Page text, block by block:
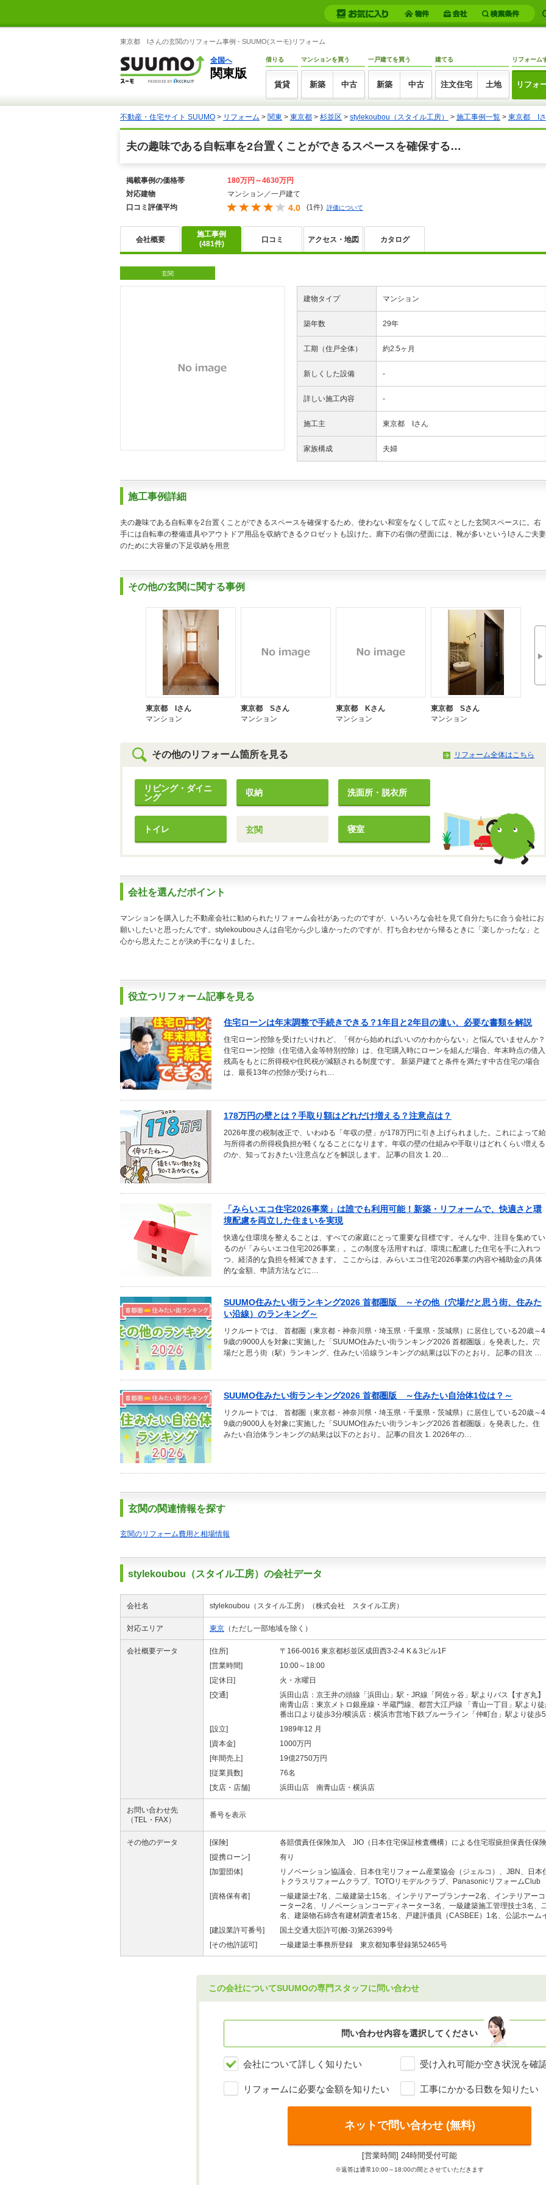
東京都 Iさんの玄関のリフォーム事例 - SUUMO(スーモ)リフォーム
全国へ
関東版
借りる
賃貸
マンションを買う
新築 中古
一戸建てを買う
新築 中古
建てる
注文住宅 土地
リフォーム
リフォ
不動産・住宅サイト SUUMO > リフォーム > 関東 > 東京都 > 杉並区 > stylekoubou（スタイル工房） > 施工事例一覧 > 東京都 I
夫の趣味である自転車を2台置くことができるスペースを確保する…
掲載事例の価格帯
180万円～4630万円
対応建物
マンション／一戸建て
口コミ評価平均
4.0 (1件) 評価について
会社概要
施工事例
(481件)
口コミ アクセス・地図 カタログ
玄関
建物タイプ マンション
築年数 29年
工期（住戸全体） 約2.5ヶ月
新しくした設備 -
詳しい施工内容 -
施工主 東京都 Iさん
家族構成 夫婦
施工事例詳細
夫の趣味である自転車を2台置くことができるスペースを確保するため、使わない和室をなくして広々とした玄関スペースに。右
手には自転車の整備道具やアウトドア用品を収納できるクロゼットも設けた。廊下の右側の壁面には、靴が多いというIさんご夫妻
のために大容量の下足収納を用意
その他の玄関に関する事例
東京都 Iさん
マンション
東京都 Sさん
マンション
東京都 Kさん
マンション
東京都 Sさん
マンション
▶
その他のリフォーム箇所を見る リフォーム全体はこちら
リビング・ダイニ
ング
収納 洗面所・脱衣所
トイレ 玄関 寝室
会社を選んだポイント
マンションを購入した不動産会社に勧められたリフォーム会社があったのですが、いろいろな会社を見て自分たちに合う会社にお
願いしたいと思ったんです。stylekoubouさんは自宅から少し遠かったのですが、打ち合わせから帰るときに「楽しかったな」と
心から思えたことが決め手になりました。
役立つリフォーム記事を見る
住宅ローンは年末調整で手続きできる？1年目と2年目の違い、必要な書類を解説
住宅ローン控除を受けたいけれど、「何から始めればいいのかわからない」と悩んでいませんか？
住宅ローン控除（住宅借入金等特別控除）は、住宅購入時にローンを組んだ場合、年末時点の借入
残高をもとに所得税や住民税が減額される制度です。 新築戸建てと条件を満たす中古住宅の場合
は、最長13年の控除が受けられ…
178万円の壁とは？手取り額はどれだけ増える？注意点は？
2026年度の税制改正で、いわゆる「年収の壁」が178万円に引き上げられました。これによって給
与所得者の所得税負担が軽くなることになります。年収の壁の仕組みや手取りはどれくらい増える
のか、知っておきたい注意点などを解説します。 記事の目次 1. 20…
「みらいエコ住宅2026事業」は誰でも利用可能！新築・リフォームで、快適さと環
境配慮を両立した住まいを実現
快適な住環境を整えることは、すべての家庭にとって重要な目標です。そんな中、注目を集めてい
るのが「みらいエコ住宅2026事業」。この制度を活用すれば、環境に配慮した住宅を手に入れつ
つ、経済的な負担を軽減できます。 ここからは、みらいエコ住宅2026事業の内容や補助金の具体
的な金額、申請方法などに…
SUUMO住みたい街ランキング2026 首都圏版 ～その他（穴場だと思う街、住みた
い沿線）のランキング～
リクルートでは、 首都圏（東京都・神奈川県・埼玉県・千葉県・茨城県）に居住している20歳～4
9歳の9000人を対象に実施した「SUUMO住みたい街ランキング2026 首都圏版」を発表した。穴
場だと思う街（駅）ランキング、住みたい沿線ランキングの結果は以下のとおり。 記事の目次 …
SUUMO住みたい街ランキング2026 首都圏版 ～住みたい自治体1位は？～
リクルートでは、 首都圏（東京都・神奈川県・埼玉県・千葉県・茨城県）に居住している20歳～4
9歳の9000人を対象に実施した「SUUMO住みたい街ランキング2026 首都圏版」を発表した。住
みたい自治体ランキングの結果は以下のとおり。 記事の目次 1. 2026年の…
玄関の関連情報を探す
玄関のリフォーム費用と相場情報
stylekoubou（スタイル工房）の会社データ
会社名 stylekoubou（スタイル工房）（株式会社 スタイル工房）
対応エリア 東京 （ただし一部地域を除く）
会社概要データ [住所]
〒166-0016 東京都杉並区成田西3-2-4 K＆3ビル1F
[営業時間]
10:00～18:00
[定休日]
火・水曜日
[交通]
浜田山店：京王井の頭線「浜田山」駅・JR線「阿佐ヶ谷」駅よりバス【すぎ丸
南青山店：東京メトロ銀座線・半蔵門線、都営大江戸線 「青山一丁目」駅より
番出口より徒歩3分/横浜店：横浜市営地下鉄ブルーライン「仲町台」駅より徒歩
[設立]
1989年12 月
[資本金]
1000万円
[年間売上]
19億2750万円
[従業員数]
76名
[支店・店舗]
浜田山店 南青山店・横浜店
お問い合わせ先
（TEL・FAX）
番号を表示
その他のデータ [保険]
各賠償責任保険加入 JIO（日本住宅保証検査機構）による住宅瑕疵担保責任保
[提携ローン]
有り
[加盟団体]
リノベーション協議会、日本住宅リフォーム産業協会（ジェルコ）、JBN、日本
トクラスリフォームクラブ、TOTOリモデルクラブ、PanasonicリフォームClub
[資格保有者]
一級建築士7名、二級建築士15名、インテリアープランナー2名、インテリアー
ーター2名、リノベーションコーディネーター3名、一級建築施工管理技士3名、
名、建築物石綿含有建材調査者15名、戸建評価員（CASBEE）1名、公認ホーム
[建設業許可番号]
国土交通大臣許可(般-3)第26399号
[その他許認可]
一級建築士事務所登録 東京都知事登録第52465号
この会社についてSUUMOの専門スタッフに問い合わせ
問い合わせ内容を選択してください
会社について詳しく知りたい 受け入れ可能か空き状況を確
リフォームに必要な金額を知りたい 工事にかかる日数を知りたい
ネットで問い合わせ (無料)
[営業時間] 24時間受付可能
※返答は通常10:00～18:00の間とさせていただきます